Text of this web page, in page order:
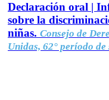
Declaración oral |
sobre la
niñas. Consejo de
Unidas, 62° período de